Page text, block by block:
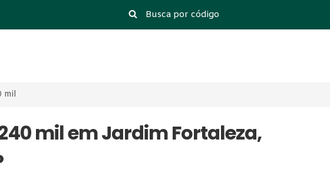
mil
mil em Jardim Fortaleza,